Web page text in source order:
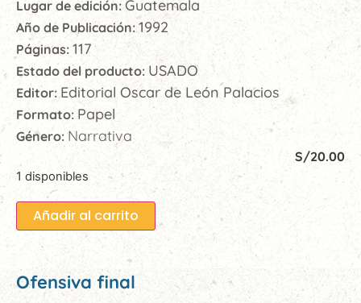
Lugar de edición: Guatemala
Año de Publicación:1992
Páginas: 117
Estado del producto: USADO
Editor:Editorial Oscar de León Palacios
Formato: Papel
Género:Narrativa
S/20.00
1 disponibles
Añadir al carrito
Ofensiva final